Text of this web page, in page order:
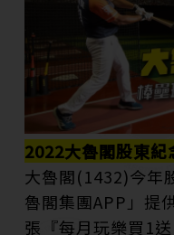
2022大魯閣股東紀
大魯閣(1432)今年
魯閣集團APP」提
張『每月玩樂買1